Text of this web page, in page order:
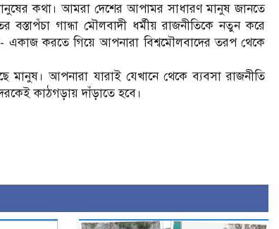
কথা। আমরা দেশের আপামর সাধারণ মানুষ জানতে
গান্ধা মৌলবাদী ধর্মীয় রাজনীতিকে নতুন করে
একাজ করতে গিয়ে আপনারা বিশ্বমৌলবাদের তরপ থেকে
আপনারা যারাই যেখানে থেকে ব্যবসা রাজনীতি
কাঠগড়ায় দাঁড়াতে হবে।